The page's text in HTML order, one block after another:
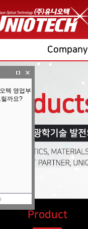
Company
Product